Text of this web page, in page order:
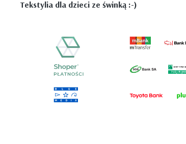
Tekstylia dla dzieci ze świnką :-)